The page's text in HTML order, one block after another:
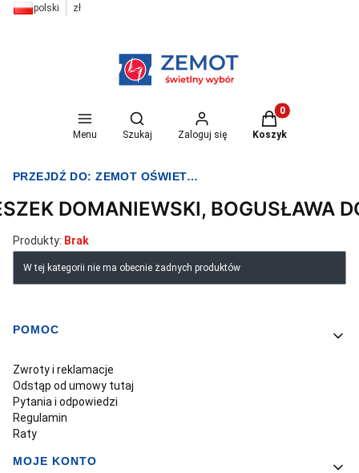
polski zł
Menu
Otwórz wyszukiwarkę
Szukaj Zaloguj się
Produkty w
Koszyk
PRZEJDŹ DO:ZEMOT OŚWIETLENIE I ELEKTRYKA
DOMANIEWSKI, BOGUSŁAWA
Produkty: Brak
Lista produktów
W tej kategorii nie ma obecnie żadnych produktów
Linki w stopce
POMOC
Zwroty i reklamacje
Odstąp od umowy tutaj
Pytania i odpowiedzi
Regulamin
Raty
MOJE KONTO